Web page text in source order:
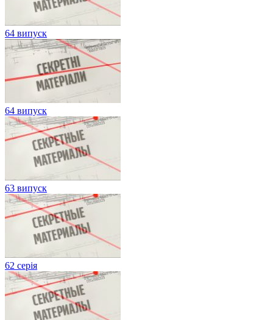
64 випуск
64 випуск
63 випуск
62 серія